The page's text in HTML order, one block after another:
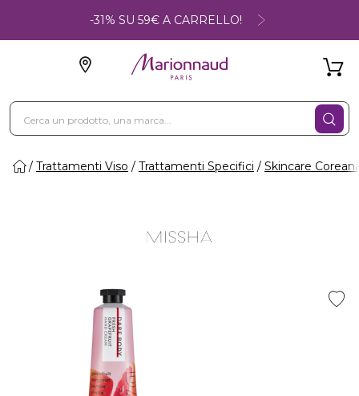
-31% SU 59€ A CARRELLO!
Trattamenti Viso Trattamenti Specifici Skincare